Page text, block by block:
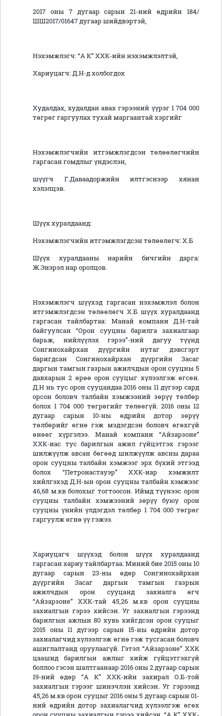
2017 оны 7 дугаар сарын 21-ний өдрийн 184/
ШШ2017/01647 дугаар шийдвэртэй,
Нэхэмжлэгч: “А К” ХХК-ийн нэхэмжлэлтэй,
Хариуцагч: Д.Н-д холбогдох
Худалдах, худалдан авах гэрээний үүрэг 1 704 000
төгрөг гаргуулах тухай маргаантай хэргийг
Нэхэмжлэгчийн итгэмжлэгдсэн төлөөлөгчийн
гаргасан гомдлыг үндэслэн,
шүүгч Г.Даваадоржийн илтгэснээр хянан
хэлэлцэв.
Шүүх хуралдаанд:
Нэхэмжлэгчийн итгэмжлэгдсэн төлөөлөгч: Х.Б
Шүүх хуралдааны нарийн бичгийн дарга:
Ж.Энэрэл нар оролцов.
Нэхэмжлэгч шүүхэд гаргасан нэхэмжлэл болон
итгэмжлэгдсэн төлөөлөгч Х.Б шүүх хуралдаанд
гаргасан тайлбартаа: Манай компани Д.Н-тай
байгуулсан “Орон сууцны барилга захиалгаар
барьж, нийлүүлэх гэрээ”-ний дагуу түүнд
Сонгинохайрхан дүүргийн нутаг дэвсгэрт
баригдсан Сонгинохайрхан дүүргийн Засаг
даргын тамгын газрын ажилчдын орон сууцны 5
давхарын 2 өрөө орон сууцыг хүлээлгэж өгсөн.
Д.Н нь тус орон сууцандаа 2016 оны 11 дүгээр сард
орсон боловч талбайн хэмжээний зөрүү төлбөр
болох 1 704 000 төгрөгийг төлөөгүй. 2016 оны 12
дугаар сарын 10-ны өдрийн дотор зөрүү
төлбөрийг өгнө гэж мэдэгдсэн боловч өгөхгүй
өнөөг хүргэлээ. Манай компани “Айзарзоне”
ХХК-иас тус барилгын ажил гүйцэтгэх гэрээг
шилжүүлж авсан бөгөөд шилжүүлж авсны дараа
орон сууцны талбайн хэмжээг эрх бүхий этгээд
болох “Петронастауэр” ХХК-иар хэмжилт
хийлгэхэд Д.Н-ын орон сууцны талбайн хэмжээг
46,68 м.кв болохыг тогтоосон. Иймд түүнээс орон
сууцны талбайн хэмжээний зөрүү буюу орон
сууцны үнийн үлдэгдэл төлбөр 1 704 000 төгрөг
гаргуулж өгнө үү гэжээ.
Хариуцагч шүүхэд болон шүүх хуралдаанд
гаргасан хариу тайлбартаа: Миний бие 2015 оны 10
дугаар сарын 23-ны өдөр Сонгинохайрхан
дүүргийн Засаг даргын тамгын газрын
ажилчдын орон сууцанд захиалга өгч
“Айзарзоне” ХХК-тай 45,26 м.кв орон сууцны
захиалгын гэрээ хийсэн. Уг захиалгын гэрээнд
барилгын ажлын 80 хувь хийгдсэн орон сууцыг
2015 оны 11 дүгээр сарын 15-ны өдрийн дотор
захиалагчид хүлээлгэж өгнө гэж тусгасан боловч
ашиглалтанд оруулаагүй. Гэтэл “Айзарзоне” ХХК
цаашид барилгын ажлыг хийж гүйцэтгэхгүй
боллоо гэсэн шалтгаанаар 2016 оны 2 дугаар сарын
19-ний өдөр “А К” ХХК-ийн захирал О.Б-той
захиалгын гэрээг шинэчлэн хийсэн. Уг гэрээнд
45,26 м.кв орон сууцыг 2016 оны 5 дугаар сарын 01-
ний өдрийн дотор захиалагчид хүлээлгэж өгөх